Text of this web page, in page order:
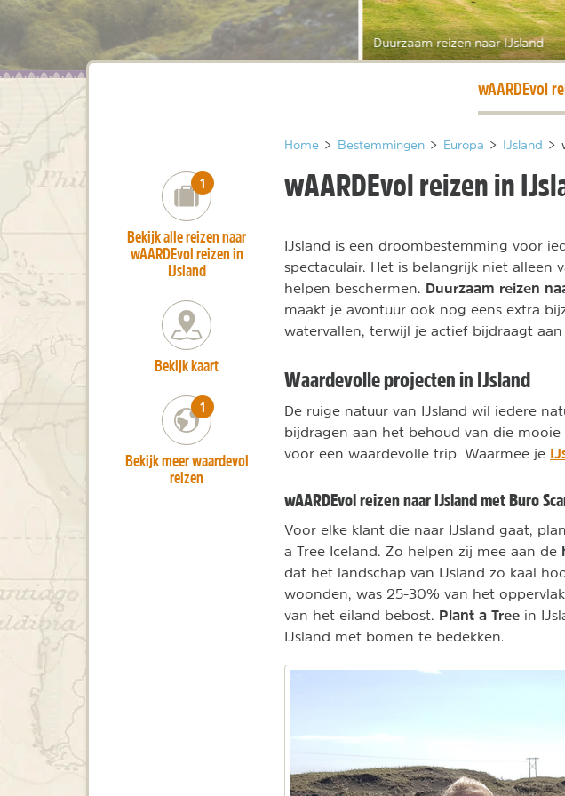
Duurzaam reizen naar IJsland
Huidige
wAARDEvol
Home > Bestemmingen > Europa > IJsland >
wAARDEvol reizen in
IJsland is een droombestemming voor
spectaculair. Het is belangrijk niet alleen
helpen beschermen. Duurzaam reizen
maakt je avontuur ook nog eens extra
watervallen, terwijl je actief bijdraagt
Waardevolle projecten in IJsland
De ruige natuur van IJsland wil iedere
bijdragen aan het behoud van die
voor een waardevolle trip. Waarmee je
wAARDEvol reizen naar IJsland met Buro
Voor elke klant die naar IJsland gaat,
a Tree Iceland. Zo helpen zij mee aan de
dat het landschap van IJsland zo kaal
woonden, was 25-30% van het
van het eiland bebost. Plant a Tree in
IJsland met bomen te bedekken.
number_of_trips:
1
Bekijk alle reizen naar
wAARDEvol reizen in
IJsland
Bekijk kaart
number_of_trips:
1
Bekijk meer waardevol
reizen